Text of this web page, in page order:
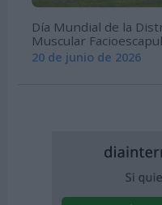
Día Mundial de la
Muscular
20 de junio de 2026